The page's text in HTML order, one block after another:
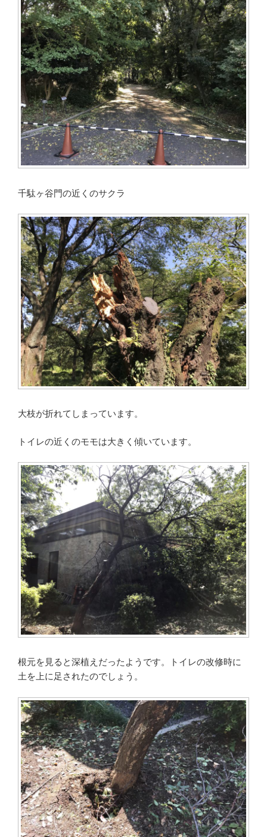
千駄ヶ谷門の近くのサクラ
大枝が折れてしまっています。
トイレの近くのモモは大きく傾いています。
根元を見ると深植えだったようです。トイレの改修時に
土を上に足されたのでしょう。